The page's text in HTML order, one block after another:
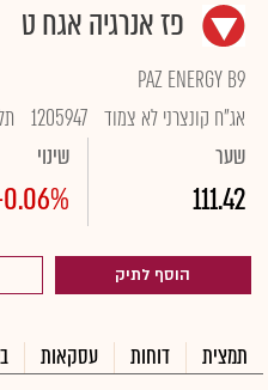
פז אנרגיה אגח ט
PAZ ENERGY B9
אג"ח קונצרני לא צמוד 1205947
שער
111.42
שינוי
הוסף לתיק
תמצית דוחות עסקאות